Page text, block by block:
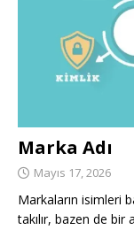
Marka Adı
Mayıs 17, 2026
Markaların isimleri
takılır, bazen de bir